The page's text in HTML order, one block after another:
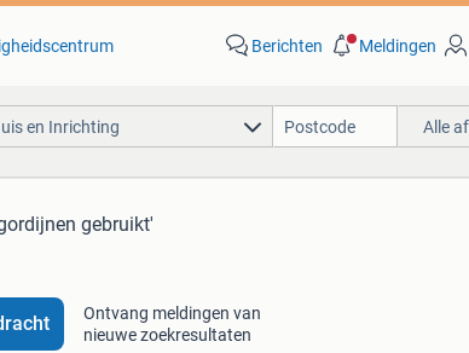
Berichten Meldingen
en Inrichting Alle
gebruikt'
Ontvang meldingen van
nieuwe zoekresultaten